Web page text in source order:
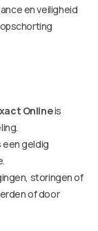
en veiligheid
Onlineis
een geldig
storingen of
of door